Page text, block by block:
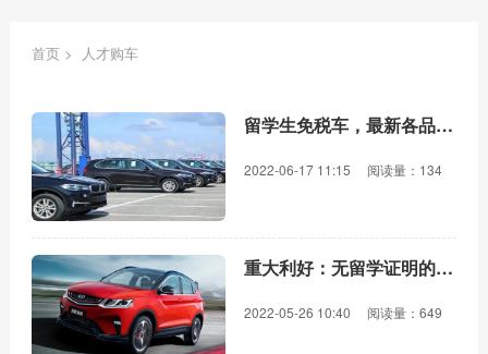
首页> 人才购车
留学生免税车，最新各品牌供应概览
2022-06-17 11:15 阅读量：134
重大利好：无留学证明的留学生也可以申请免税车
2022-05-26 10:40 阅读量：649